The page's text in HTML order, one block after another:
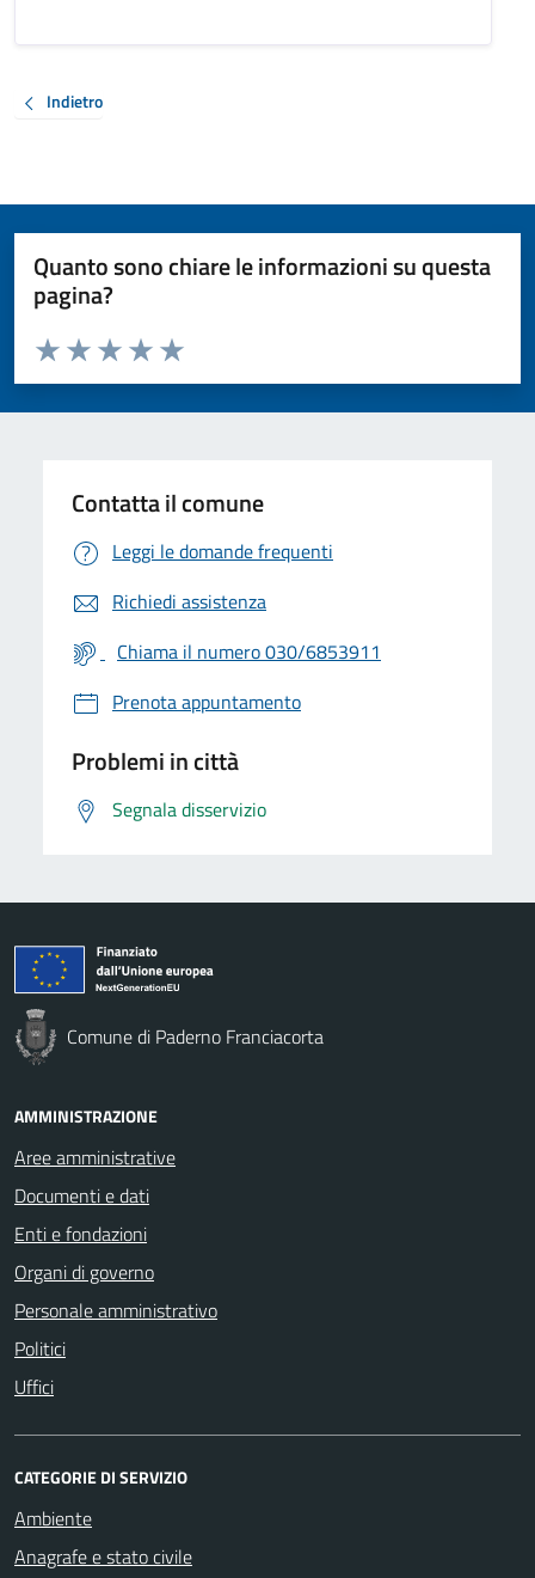
Indietro
Quanto sono chiare le informazioni su questa
pagina?
Valuta da 1 a 5 stelle la pagina
Valuta 5 stelle su 5
Valuta 4 stelle su 5
Valuta 3 stelle su 5
Valuta 2 stelle su 5
Valuta 1 stelle su 5
Contatta il comune
Leggi le domande frequenti
Richiedi assistenza
Chiama il numero 030/6853911
Prenota appuntamento
Problemi in città
Segnala disservizio
Comune di Paderno Franciacorta
AMMINISTRAZIONE
Aree amministrative
Documenti e dati
Enti e fondazioni
Organi di governo
Personale amministrativo
Politici
Uffici
CATEGORIE DI SERVIZIO
Ambiente
Anagrafe e stato civile